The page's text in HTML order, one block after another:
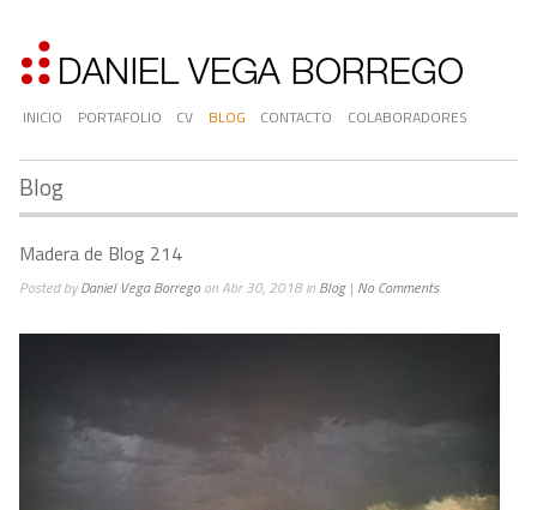
INICIO PORTAFOLIO CV BLOG CONTACTO COLABORADORES
Blog
Madera de Blog 214
Posted byDaniel Vega Borrego on Abr 30, 2018 in Blog| No Comments